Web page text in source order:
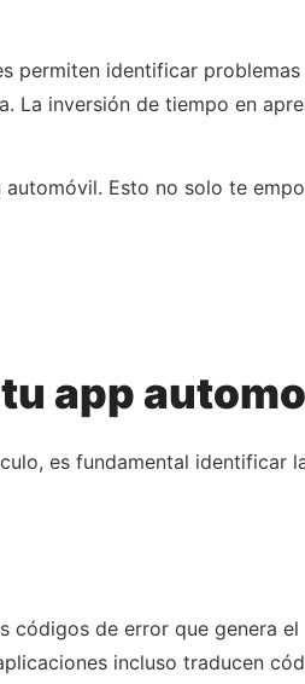
permiten identificar
La inversión de tiempo en
Esto no solo te
app
es fundamental identificar
códigos de error que genera el
incluso traducen